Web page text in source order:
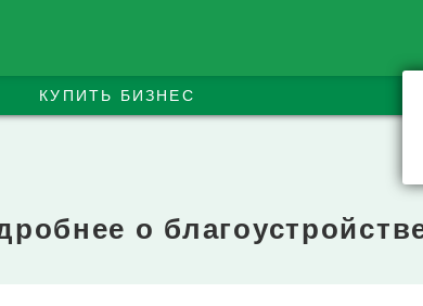
КУПИТЬ БИЗНЕС
Крым
и восстановление могил и
плохом исходном состоянии на
виде. Дизайнерские решения.
Все виды сопутствующих работ.
о